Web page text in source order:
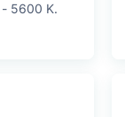
5600 K.